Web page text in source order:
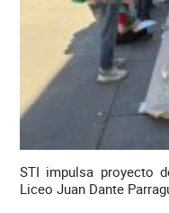
STI impulsa proyecto
Liceo Juan Dante